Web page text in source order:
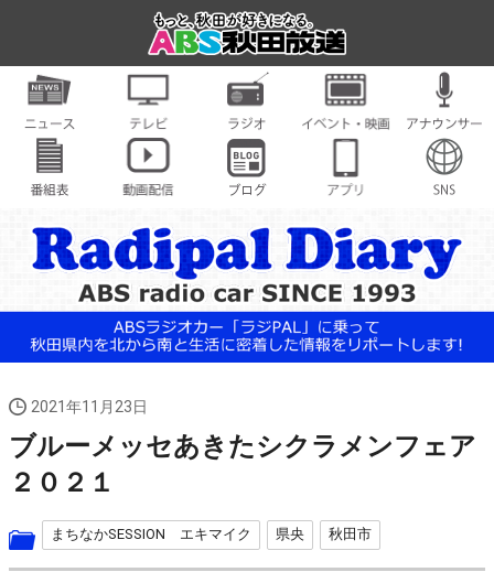
2021年11月23日
ブルーメッセあきたシクラメンフェア
２０２１
まちなかSESSION エキマイク 県央 秋田市